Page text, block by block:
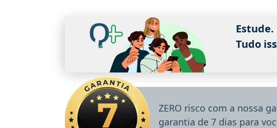
Tudo
ZERO risco com a nossa
garantia de 7 dias para